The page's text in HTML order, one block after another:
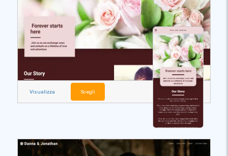
Visualizza Scegli